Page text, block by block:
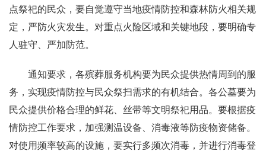
点祭祀的民众，要自觉遵守当地疫情防控和森林防火相关规
定，严防火灾发生。对重点火险区域和关键地段，要明确专
人驻守、严加防范。
通知要求，各殡葬服务机构要为民众提供热情周到的服
务，实现疫情防控与民众祭扫需求的有机结合。各公墓要为
民众提供价格合理的鲜花、丝带等文明祭祀用品。要根据疫
情防控工作要求，加强测温设备、消毒液等防疫物资储备。
对使用频率较高的设施，要实行多频次消毒，并进行消毒登